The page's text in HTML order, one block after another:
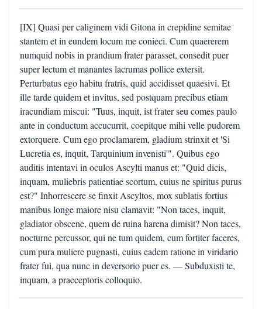
[IX] Quasi per caliginem vidi Gitona in crepidine semitae
stantem et in eundem locum me conieci. Cum quaererem
numquid nobis in prandium frater parasset, consedit puer
super lectum et manantes lacrumas pollice extersit.
Perturbatus ego habitu fratris, quid accidisset quaesivi. Et
ille tarde quidem et invitus, sed postquam precibus etiam
iracundiam miscui: "Tuus, inquit, ist frater seu comes paulo
ante in conductum accucurrit, coepitque mihi velle pudorem
extorquere. Cum ego proclamarem, gladium strinxit et 'Si
Lucretia es, inquit, Tarquinium invenisti'". Quibus ego
auditis intentavi in oculos Ascylti manus et: "Quid dicis,
inquam, muliebris patientiae scortum, cuius ne spiritus purus
est?" Inhorrescere se finxit Ascyltos, mox sublatis fortius
manibus longe maiore nisu clamavit: "Non taces, inquit,
gladiator obscene, quem de ruina harena dimisit? Non taces,
nocturne percussor, qui ne tum quidem, cum fortiter faceres,
cum pura muliere pugnasti, cuius eadem ratione in viridario
frater fui, qua nunc in deversorio puer es. — Subduxisti te,
inquam, a praeceptoris colloquio.